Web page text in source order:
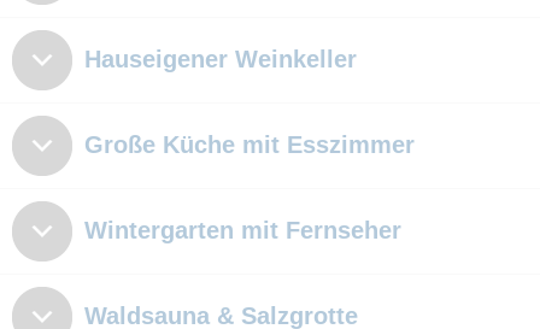
Hauseigener Weinkeller
Große Küche mit Esszimmer
Wintergarten mit Fernseher
Waldsauna & Salzgrotte